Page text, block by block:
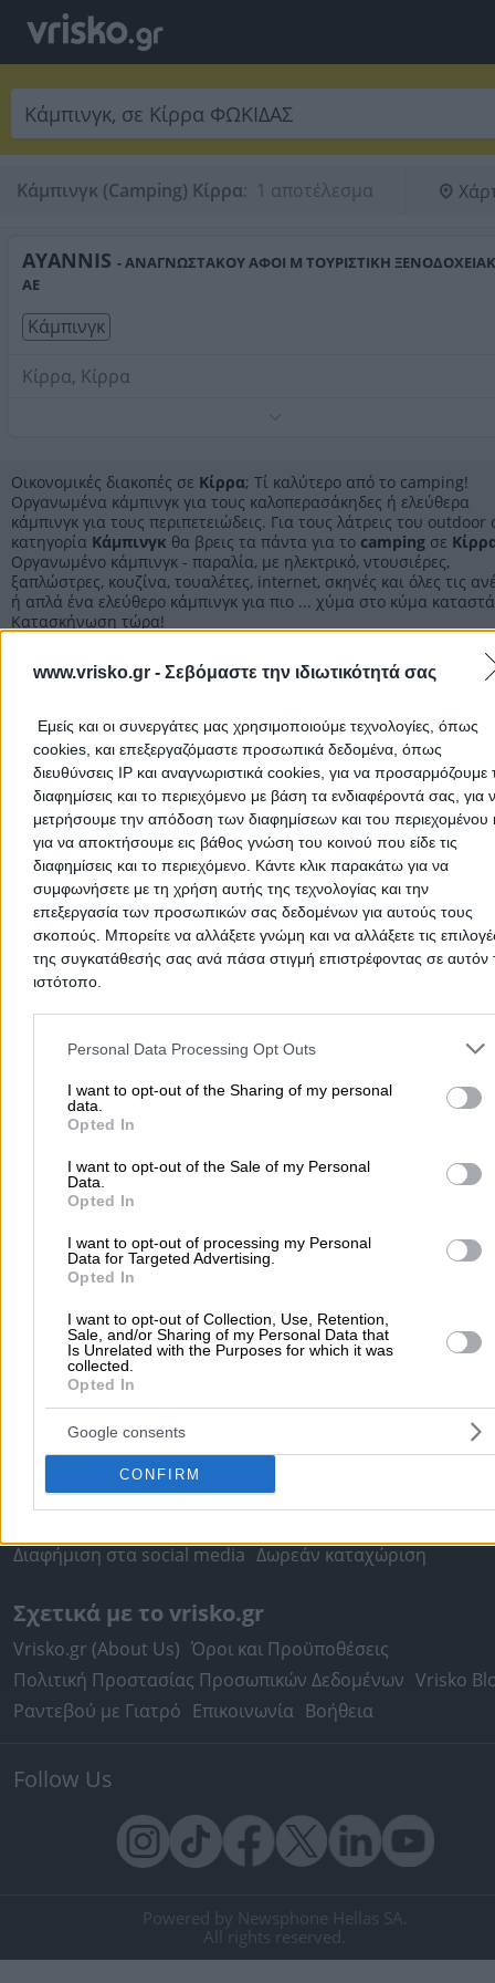
www.vrisko.gr - Σεβόμαστε την ιδιωτικότητά σας
Εμείς και οι συνεργάτες μας χρησιμοποιούμε τεχνολογίες, όπως
cookies, και επεξεργαζόμαστε προσωπικά δεδομένα, όπως
διευθύνσεις IP και αναγνωριστικά cookies, για να προσαρμόζουμε
διαφημίσεις και το περιεχόμενο με βάση τα ενδιαφέροντά σας, για
μετρήσουμε την απόδοση των διαφημίσεων και του περιεχομένου
για να αποκτήσουμε εις βάθος γνώση του κοινού που είδε τις
διαφημίσεις και το περιεχόμενο. Κάντε κλικ παρακάτω για να
συμφωνήσετε με τη χρήση αυτής της τεχνολογίας και την
επεξεργασία των προσωπικών σας δεδομένων για αυτούς τους
σκοπούς. Μπορείτε να αλλάξετε γνώμη και να αλλάξετε τις
της συγκατάθεσής σας ανά πάσα στιγμή επιστρέφοντας σε αυτόν
ιστότοπο.
Please note that this website/app uses one or more Google
and may gather and store information including but not limited to
to Google and its third-party tags to use your data for below
purposes in below Google consent section.
Personal Data Processing Opt Outs
I want to opt-out of the Sharing of my personal
data.
Opted In
I want to opt-out of the Sale of my Personal
Data.
Opted In
I want to opt-out of processing my Personal
Data for Targeted Advertising.
Opted In
I want to opt-out of Collection, Use, Retention,
Sale, and/or Sharing of my Personal Data that
Is Unrelated with the Purposes for which it was
collected.
Opted In
Google consents
CONFIRM
Κάμπινγκ (Camping) Κίρρα: 1 αποτέλεσμα
AYANNIS - ΑΝΑΓΝΩΣΤΑΚΟΥ ΑΦΟΙ Μ ΤΟΥΡΙΣΤΙΚΗ
ΑΕ
Κάμπινγκ
Κίρρα, Κίρρα
Οικονομικές διακοπές σε Κίρρα; Τί καλύτερο από το camping!
Οργανωμένα κάμπινγκ για τους καλοπερασάκηδες ή ελεύθερα
κάμπινγκ για τους περιπετειώδεις. Για τους λάτρεις του outdoor
κατηγορία Κάμπινγκ θα βρεις τα πάντα για το camping σε
Οργανωμένο κάμπινγκ - παραλία, με ηλεκτρικό, ντουσιέρες,
ξαπλώστρες, κουζίνα, τουαλέτες, internet, σκηνές και όλες τις
ή απλά ένα ελεύθερο κάμπινγκ για πιο ... χύμα στο κύμα
Κατασκήνωση τώρα!
Κάμπινγκ Φωκίδας
Κάμπινγκ
Αρχική > Νομός ΦΩΚΙΔΑΣ > Κίρρα > Διαμονή > Κάμπινγκ
Δημοφιλείς Αναζητήσεις
Μετακομίσεις & Μεταφορές Κλειδιά & Κλειδαριές
Ψυχολόγοι
Παιδικοί Σταθμοί
Οδοντίατροι
Συνεργεία Αυτοκινήτων
Τοπική Αναζήτηση
Θεσσαλονίκη
Πειραιάς Κέρκυρα
Χρήσιμα Σήμερα
Τιμές Καυσίμων Ταχυδρομικοί Κώδικες Στοιχεία Α.Φ.Μ.
Δρομολόγια Πλοίων
Υπηρεσίες Προβολής
Διαφημιστείτε στο Vrisko.gr Υπηρεσίες Digital Marketing
Κατασκευή Website Κατασκευή eshop
Διαφήμιση στα social media Δωρεάν καταχώριση
Σχετικά με το vrisko.gr
Vrisko.gr (About Us) Όροι και Προϋποθέσεις
Πολιτική Προστασίας Προσωπικών Δεδομένων Vrisko
Ραντεβού με Γιατρό Επικοινωνία Βοήθεια
Follow Us
Powered by Newsphone Hellas SA.
All rights reserved.